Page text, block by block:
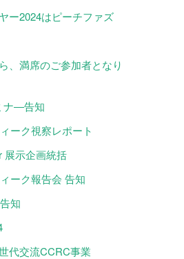
ー2024はピーチファズ
、満席のご参加者となり
ナ―告知
ーク視察レポート
展示企画統括
ーク報告会 告知
知
代交流CCRC事業